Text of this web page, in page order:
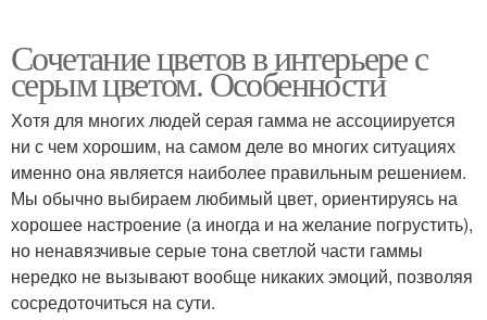
Сочетание цветов в интерьере с
серым цветом. Особенности
Хотя для многих людей серая гамма не ассоциируется
ни с чем хорошим, на самом деле во многих ситуациях
именно она является наиболее правильным решением.
Мы обычно выбираем любимый цвет, ориентируясь на
хорошее настроение (а иногда и на желание погрустить),
но ненавязчивые серые тона светлой части гаммы
нередко не вызывают вообще никаких эмоций, позволяя
сосредоточиться на сути.